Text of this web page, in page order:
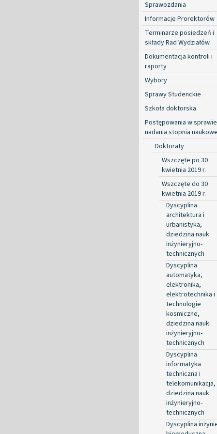
Sprawozdania
Informacje Prorektorów
Terminarze posiedzeń i
składy Rad Wydziałów
Dokumentacja kontroli i
raporty
Wybory
Sprawy Studenckie
Szkoła doktorska
Postępowania w sprawie
nadania stopnia
Doktoraty
Wszczęte po 30
kwietnia 2019 r.
Wszczęte do 30
kwietnia 2019 r.
Dyscyplina
architektura i
urbanistyka,
dziedzina nauk
inżynieryjno-
technicznych
Dyscyplina
automatyka,
elektronika,
elektrotechnika i
technologie
kosmiczne,
dziedzina nauk
inżynieryjno-
technicznych
Dyscyplina
informatyka
techniczna i
telekomunikacja,
dziedzina nauk
inżynieryjno-
technicznych
Dyscyplina